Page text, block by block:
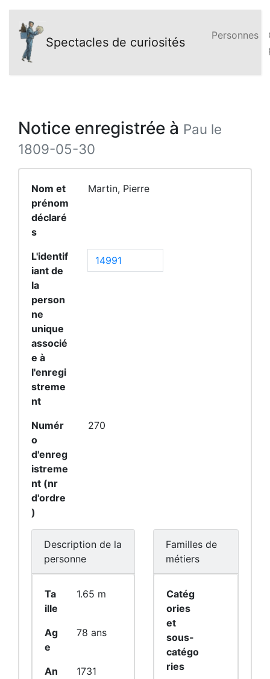
Spectacles de curiosités Personnes
Notice enregistrée à Pau le
1809-05-30
Nom et
prénom
déclaré
s
Martin, Pierre
L'identif
iant de
la
person
ne
unique
associé
e à
l'enregi
streme
nt
14991
Numér
o
d'enreg
istreme
nt (nr
d'ordre
)
270
Description de la
personne
Ta
ille
1.65 m
Ag
e
78 ans
An
1731
Familles de
métiers
Catég
ories
et
sous-
catégo
ries